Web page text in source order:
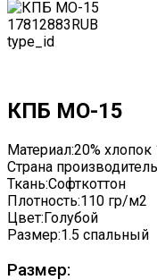
17812883RUB
type_id
КПБ MO-15
Материал:20%
Страна
Ткань:Софткоттон
Плотность:110 гр/м2
Цвет:Голубой
Размер:1.5 спальный
Размер: